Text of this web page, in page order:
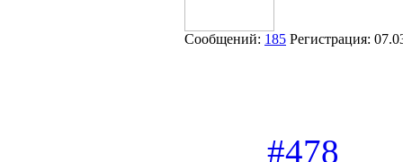
Сообщений: 185 Регистрация:
#478